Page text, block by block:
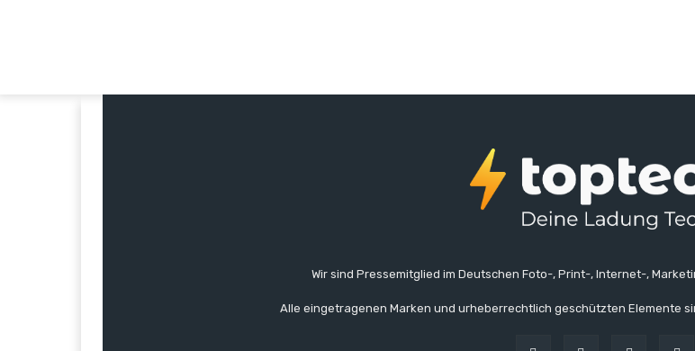
Wir sind Pressemitglied im Deutschen Foto-, Print-, Internet-,
Alle eingetragenen Marken und urheberrechtlich geschützten Elemente